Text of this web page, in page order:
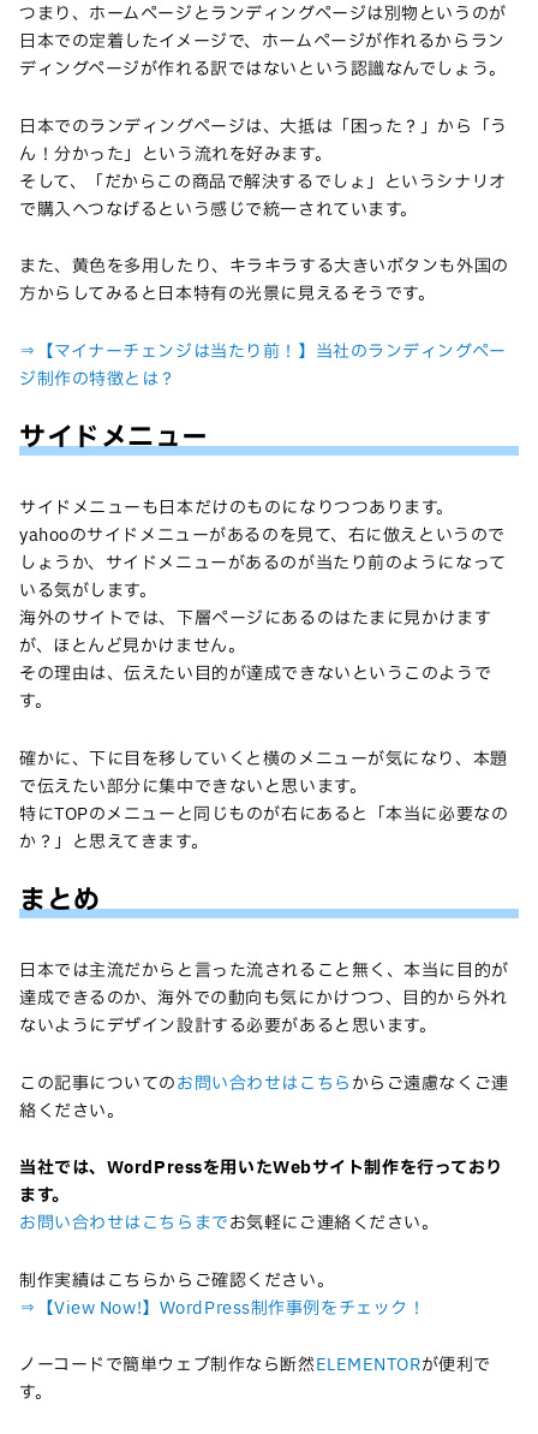
つまり、ホームページとランディングページは別物というのが
日本での定着したイメージで、ホームページが作れるからラン
ディングページが作れる訳ではないという認識なんでしょう。
日本でのランディングページは、大抵は「困った？」から「う
ん！分かった」という流れを好みます。
そして、「だからこの商品で解決するでしょ」というシナリオ
で購入へつなげるという感じで統一されています。
また、黄色を多用したり、キラキラする大きいボタンも外国の
方からしてみると日本特有の光景に見えるそうです。
⇒【マイナーチェンジは当たり前！】当社のランディングペー
ジ制作の特徴とは？
サイドメニュー
サイドメニューも日本だけのものになりつつあります。
yahooのサイドメニューがあるのを見て、右に倣えというので
しょうか、サイドメニューがあるのが当たり前のようになって
いる気がします。
海外のサイトでは、下層ページにあるのはたまに見かけます
が、ほとんど見かけません。
その理由は、伝えたい目的が達成できないというこのようで
す。
確かに、下に目を移していくと横のメニューが気になり、本題
で伝えたい部分に集中できないと思います。
特にTOPのメニューと同じものが右にあると「本当に必要なの
か？」と思えてきます。
まとめ
日本では主流だからと言った流されること無く、本当に目的が
達成できるのか、海外での動向も気にかけつつ、目的から外れ
ないようにデザイン設計する必要があると思います。
この記事についてのお問い合わせはこちらからご遠慮なくご連
絡ください。
当社では、WordPressを用いたWebサイト制作を行っており
ます。
お問い合わせはこちらまでお気軽にご連絡ください。
制作実績はこちらからご確認ください。
⇒【View Now!】WordPress制作事例をチェック！
ノーコードで簡単ウェブ制作なら断然ELEMENTORが便利で
す。